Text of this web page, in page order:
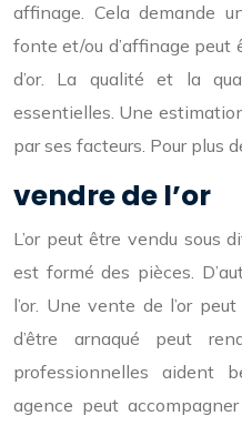
affinage. Cela demande
fonte et/ou d’affinage peut
d’or. La qualité et la
essentielles. Une
par ses facteurs. Pour plus
vendre de l’or
L’or peut être vendu sous
est formé des pièces.
l’or. Une vente de l’or
d’être arnaqué peut
professionnelles aident
agence peut